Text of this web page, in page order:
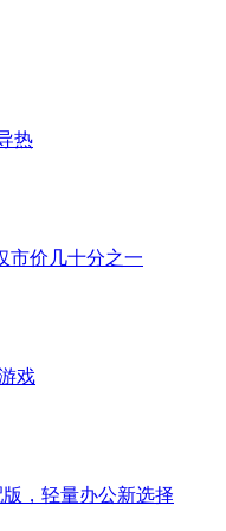
热
市价几十分之一
戏
，轻量办公新选择